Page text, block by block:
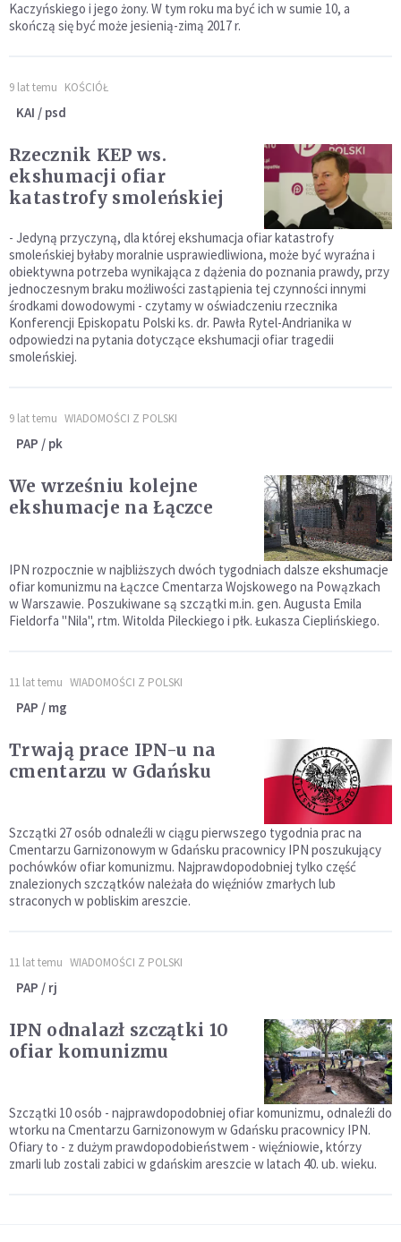
Kaczyńskiego i jego żony. W tym roku ma być ich w sumie 10, a
skończą się być może jesienią-zimą 2017 r.
9 lat temu KOŚCIÓŁ
KAI / psd
Rzecznik KEP ws.
ekshumacji ofiar
katastrofy smoleńskiej
- Jedyną przyczyną, dla której ekshumacja ofiar katastrofy
smoleńskiej byłaby moralnie usprawiedliwiona, może być wyraźna i
obiektywna potrzeba wynikająca z dążenia do poznania prawdy, przy
jednoczesnym braku możliwości zastąpienia tej czynności innymi
środkami dowodowymi - czytamy w oświadczeniu rzecznika
Konferencji Episkopatu Polski ks. dr. Pawła Rytel-Andrianika w
odpowiedzi na pytania dotyczące ekshumacji ofiar tragedii
smoleńskiej.
9 lat temu WIADOMOŚCI Z POLSKI
PAP / pk
We wrześniu kolejne
ekshumacje na Łączce
IPN rozpocznie w najbliższych dwóch tygodniach dalsze ekshumacje
ofiar komunizmu na Łączce Cmentarza Wojskowego na Powązkach
w Warszawie. Poszukiwane są szczątki m.in. gen. Augusta Emila
Fieldorfa "Nila", rtm. Witolda Pileckiego i płk. Łukasza Cieplińskiego.
11 lat temu WIADOMOŚCI Z POLSKI
PAP / mg
Trwają prace IPN-u na
cmentarzu w Gdańsku
Szczątki 27 osób odnaleźli w ciągu pierwszego tygodnia prac na
Cmentarzu Garnizonowym w Gdańsku pracownicy IPN poszukujący
pochówków ofiar komunizmu. Najprawdopodobniej tylko część
znalezionych szczątków należała do więźniów zmarłych lub
straconych w pobliskim areszcie.
11 lat temu WIADOMOŚCI Z POLSKI
PAP / rj
IPN odnalazł szczątki 10
ofiar komunizmu
Szczątki 10 osób - najprawdopodobniej ofiar komunizmu, odnaleźli do
wtorku na Cmentarzu Garnizonowym w Gdańsku pracownicy IPN.
Ofiary to - z dużym prawdopodobieństwem - więźniowie, którzy
zmarli lub zostali zabici w gdańskim areszcie w latach 40. ub. wieku.